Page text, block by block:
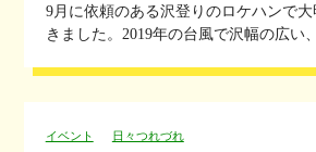
9月に依頼のある沢登りのロケハンで
きました。2019年の台風で沢幅の広い、
イベント 日々つれづれ